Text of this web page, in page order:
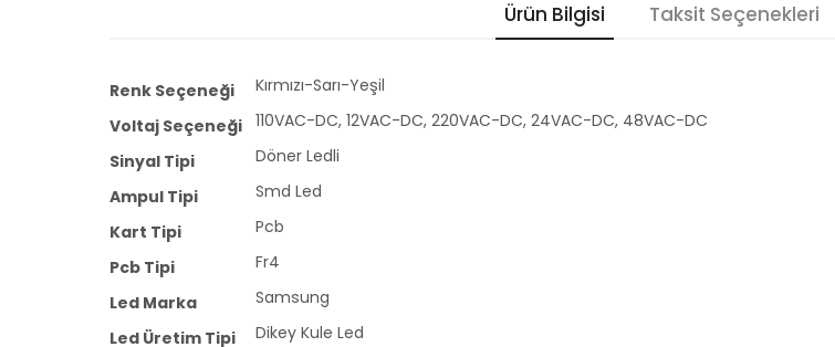
Ürün Bilgisi Taksit Seçenekleri
Renk Seçeneği Kırmızı-Sarı-Yeşil
Voltaj Seçeneği 110VAC-DC, 12VAC-DC, 220VAC-DC, 24VAC-DC, 48VAC-DC
Sinyal Tipi Döner Ledli
Ampul Tipi Smd Led
Kart Tipi Pcb
Pcb Tipi Fr4
Led Marka Samsung
Led Üretim Tipi Dikey Kule Led